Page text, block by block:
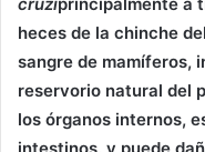
heces de la chinche
sangre de mamíferos,
reservorio natural del
los órganos internos,